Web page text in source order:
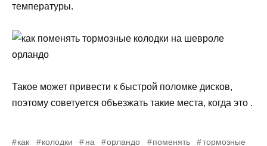
температуры.
Такое может привести к быстрой поломке дисков,
поэтому советуется объезжать такие места, когда это .
как колодки на орландо поменять
тормозные